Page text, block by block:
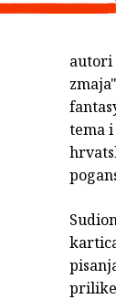
autori
tema i
prilike